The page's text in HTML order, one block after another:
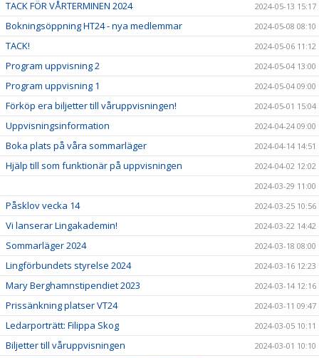
TACK FÖR VÅRTERMINEN 2024 2024-05-13 15:17
Bokningsöppning HT24 - nya medlemmar 2024-05-08 08:10
TACK! 2024-05-06 11:12
Program uppvisning 2 2024-05-04 13:00
Program uppvisning 1 2024-05-04 09:00
Förköp era biljetter till våruppvisningen! 2024-05-01 15:04
Uppvisningsinformation 2024-04-24 09:00
Boka plats på våra sommarläger 2024-04-14 14:51
Hjälp till som funktionär på uppvisningen
2024-04-02 12:02
2024-03-29 11:00
Påsklov vecka 14 2024-03-25 10:56
Vi lanserar Lingakademin! 2024-03-22 14:42
Sommarläger 2024 2024-03-18 08:00
Lingförbundets styrelse 2024 2024-03-16 12:23
Mary Berghamnstipendiet 2023 2024-03-14 12:16
Prissänkning platser VT24 2024-03-11 09:47
Ledarporträtt: Filippa Skog 2024-03-05 10:11
Biljetter till våruppvisningen 2024-03-01 10:10